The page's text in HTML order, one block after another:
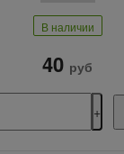
В наличии
40 руб